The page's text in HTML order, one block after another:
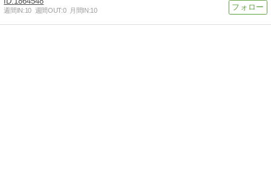
週間IN:10 週間OUT:0 月間IN:10